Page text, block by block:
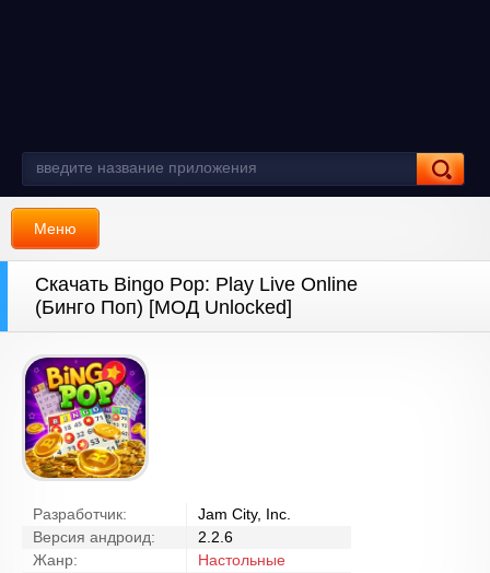
Меню
Скачать Bingo Pop: Play Live Online
(Бинго Поп) [МОД Unlocked]
Разработчик:
Jam City, Inc.
Версия андроид:
2.2.6
Жанр:
Настольные